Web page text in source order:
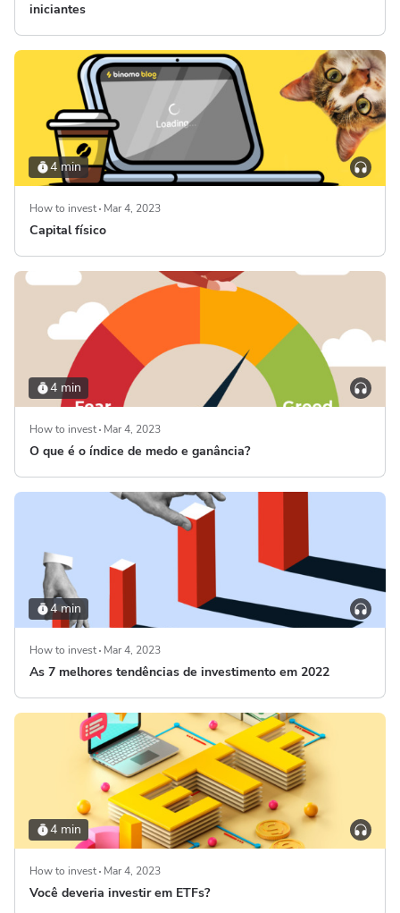
iniciantes
4 min
How to invest Mar 4, 2023
Capital físico
4 min
How to invest Mar 4, 2023
O que é o índice de medo e ganância?
4 min
How to invest Mar 4, 2023
As 7 melhores tendências de investimento em 2022
4 min
How to invest Mar 4, 2023
Você deveria investir em ETFs?